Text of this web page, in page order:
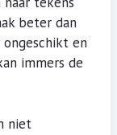
beter dan
ongeschikt en
immers de
niet